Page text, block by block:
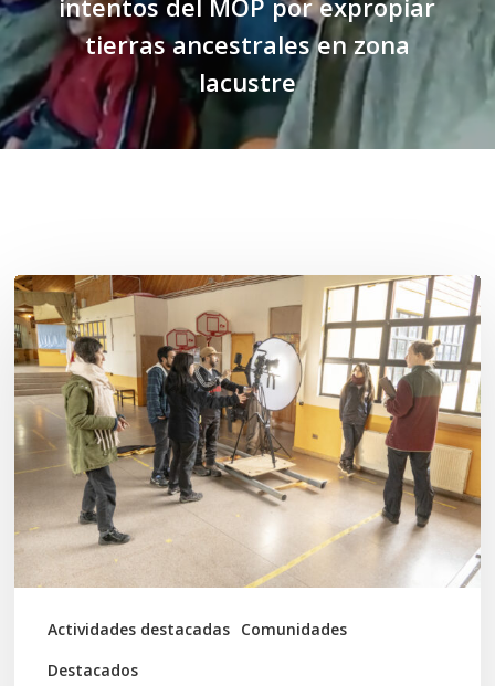
intentos del MOP por expropiar
tierras ancestrales en zona
lacustre
Actividades destacadas Comunidades
Destacados
Toda
el
agua
del
mar:
largometraje
de
ficción
se
graba